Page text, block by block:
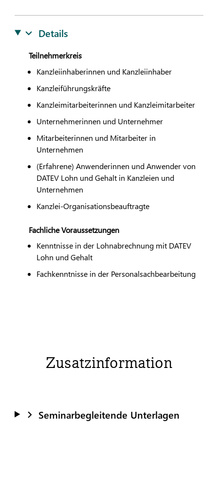
Details
Teilnehmerkreis
Kanzleiinhaberinnen und Kanzleiinhaber
Kanzleiführungskräfte
Kanzleimitarbeiterinnen und Kanzleimitarbeiter
Unternehmerinnen und Unternehmer
Mitarbeiterinnen und Mitarbeiter in
Unternehmen
(Erfahrene) Anwenderinnen und Anwender von
DATEVLohn und Gehalt in Kanzleien und
Unternehmen
Kanzlei-Organisationsbeauftragte
Fachliche Voraussetzungen
Kenntnisse in der Lohnabrechnung mit DATEV
Lohn und Gehalt
Fachkenntnisse in der Personalsachbearbeitung
Zusatzinformation
Seminarbegleitende Unterlagen